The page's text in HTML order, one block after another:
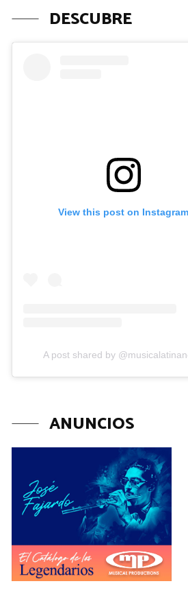
DESCUBRE
View this post on
A post shared by
ANUNCIOS